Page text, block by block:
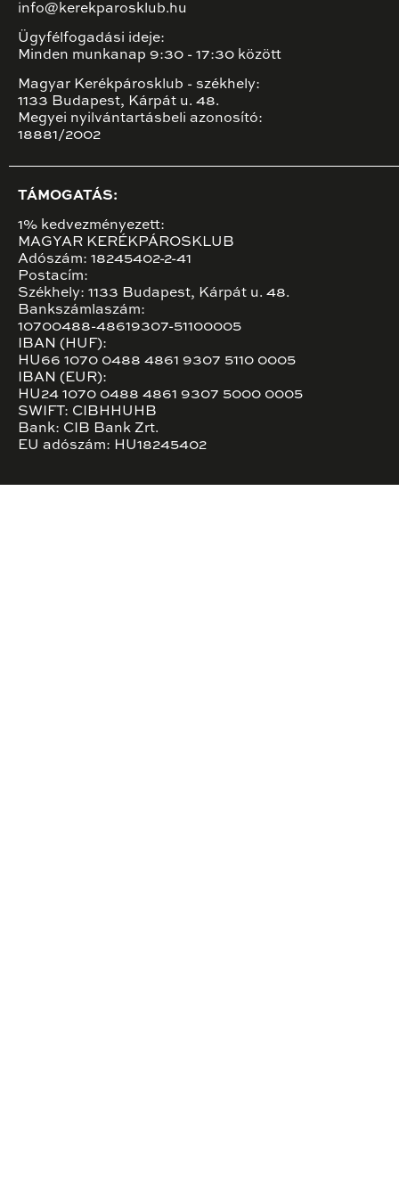
info@kerekparosklub.hu
Ügyfélfogadási ideje:
Minden munkanap 9:30 - 17:30 között
Magyar Kerékpárosklub - székhely:
1133 Budapest, Kárpát u. 48.
Megyei nyilvántartásbeli azonosító:
18881/2002
TÁMOGATÁS:
1% kedvezményezett:
MAGYAR KERÉKPÁROSKLUB
Adószám: 18245402-2-41
Postacím:
Székhely: 1133 Budapest, Kárpát u. 48.
Bankszámlaszám:
10700488-48619307-51100005
IBAN (HUF):
HU66 1070 0488 4861 9307 5110 0005
IBAN (EUR):
HU24 1070 0488 4861 9307 5000 0005
SWIFT: CIBHHUHB
Bank: CIB Bank Zrt.
EU adószám: HU18245402